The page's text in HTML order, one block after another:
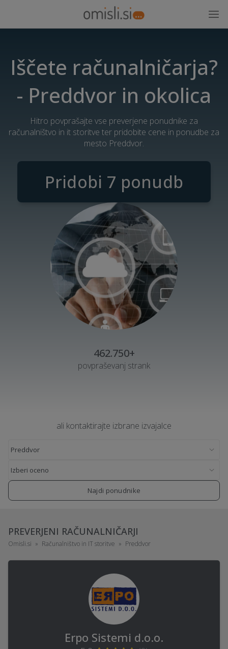
Iščete računalničarja?
- Preddvor in okolica
Hitro povprašajte vse preverjene ponudnike za
računalništvo in it storitve ter pridobite cene in ponudbe za
mesto Preddvor.
Pridobi 7 ponudb
462.750+
povpraševanj strank
ali kontaktirajte izbrane izvajalce
Najdi ponudnike
PREVERJENI RAČUNALNIČARJI
Omisli.si Računalništvo in IT storitve Preddvor
Erpo Sistemi d.o.o.